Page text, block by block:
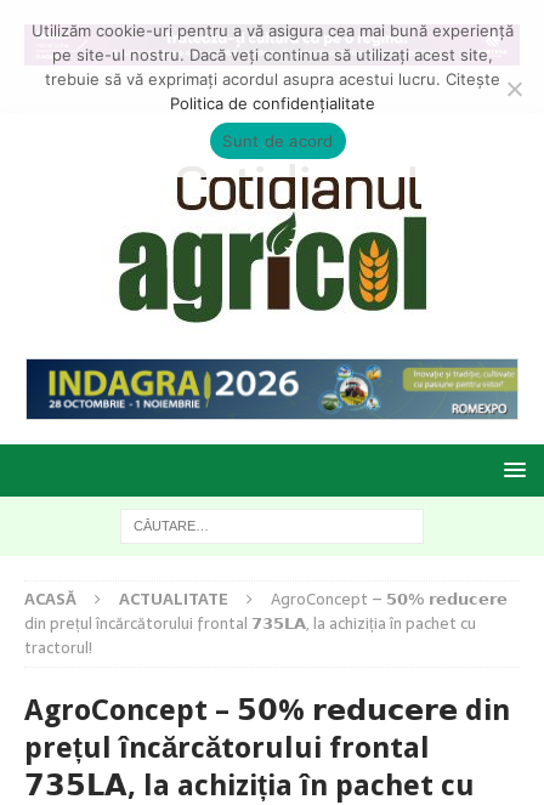
ACASĂ ACTUALITATE
AgroConcept – 𝟱𝟬% 𝗿𝗲𝗱𝘂𝗰𝗲𝗿𝗲
din prețul încărcătorului frontal 𝟳𝟯𝟱𝗟𝗔, la achiziția în pachet cu
tractorul!
AgroConcept – 𝟱𝟬% 𝗿𝗲𝗱𝘂𝗰𝗲𝗿𝗲 din
prețul încărcătorului frontal
𝟳𝟯𝟱𝗟𝗔, la achiziția în pachet cu
Utilizăm cookie-uri pentru a vă asigura cea mai bună experiență
pe site-ul nostru. Dacă veți continua să utilizați acest site,
trebuie să vă exprimați acordul asupra acestui lucru. Citește
Politica de confidențialitate
Sunt de acord